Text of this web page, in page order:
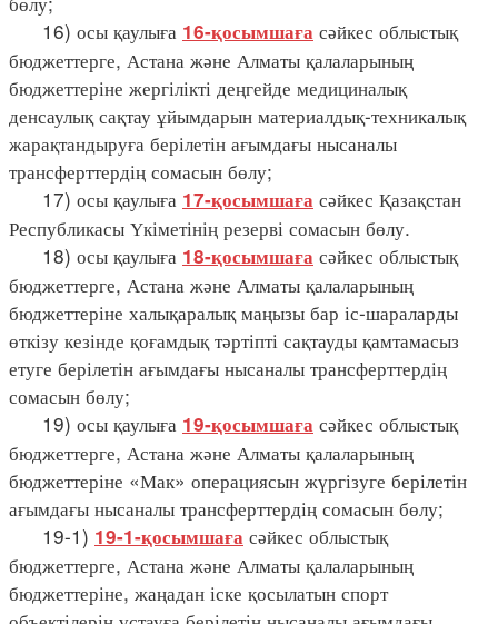
16) осы қаулыға 16-қосымшаға сәйкес облыстық
бюджеттерге, Астана және Алматы қалаларының
бюджеттеріне жергілікті деңгейде медициналық
денсаулық сақтау ұйымдарын материалдық-техникалық
жарақтандыруға берілетін ағымдағы нысаналы
трансферттердің сомасын бөлу;
17) осы қаулыға 17-қосымшаға сәйкес Қазақстан
Республикасы Үкіметінің резерві сомасын бөлу.
18) осы қаулыға 18-қосымшаға сәйкес облыстық
бюджеттерге, Астана және Алматы қалаларының
бюджеттеріне халықаралық маңызы бар іс-шараларды
өткізу кезінде қоғамдық тәртіпті сақтауды қамтамасыз
етуге берілетін ағымдағы нысаналы трансферттердің
сомасын бөлу;
19) осы қаулыға 19-қосымшаға сәйкес облыстық
бюджеттерге, Астана және Алматы қалаларының
бюджеттеріне «Мак» операциясын жүргізуге берілетін
ағымдағы нысаналы трансферттердің сомасын бөлу;
19-1) 19-1-қосымшаға сәйкес облыстық
бюджеттерге, Астана және Алматы қалаларының
бюджеттеріне, жаңадан іске қосылатын спорт